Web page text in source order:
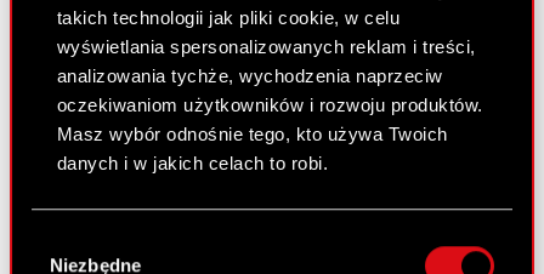
takich technologii jak pliki cookie, w celu
wyświetlania spersonalizowanych reklam i treści,
analizowania tychże, wychodzenia naprzeciw
oczekiwaniom użytkowników i rozwoju produktów.
Masz wybór odnośnie tego, kto używa Twoich
danych i w jakich celach to robi.
Gromadzić dane dotyczące Twojej
zgody
Niezbędne
PDF
Zawiadomienie o zbyciu akcji - Michał
Nowakowski
Raport bieżący nr 34/2020
14 września 2020
Temat: Informacja o transakcjach wykonywanych